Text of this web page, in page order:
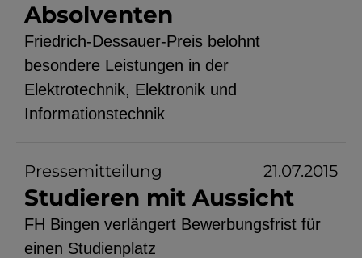
Absolventen
Friedrich-Dessauer-Preis belohnt
besondere Leistungen in der
Elektrotechnik, Elektronik und
Informationstechnik
Pressemitteilung 21.07.2015
Studieren mit Aussicht
FH Bingen verlängert Bewerbungsfrist für
einen Studienplatz